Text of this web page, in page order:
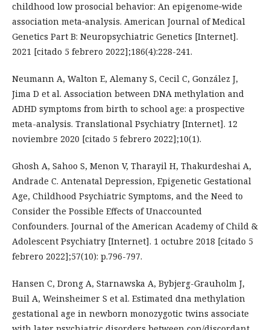
childhood low prosocial behavior: An epigenome‐wide
association meta‐analysis. American Journal of Medical
Genetics Part B: Neuropsychiatric Genetics [Internet].
2021 [citado 5 febrero 2022];186(4):228-241.
Neumann A, Walton E, Alemany S, Cecil C, González J,
Jima D et al. Association between DNA methylation and
ADHD symptoms from birth to school age: a prospective
meta-analysis. Translational Psychiatry [Internet]. 12
noviembre 2020 [citado 5 febrero 2022];10(1).
Ghosh A, Sahoo S, Menon V, Tharayil H, Thakurdeshai A,
Andrade C. Antenatal Depression, Epigenetic Gestational
Age, Childhood Psychiatric Symptoms, and the Need to
Consider the Possible Effects of Unaccounted
Confounders. Journal of the American Academy of Child &
Adolescent Psychiatry [Internet]. 1 octubre 2018 [citado 5
febrero 2022];57(10): p.796-797.
Hansen C, Drong A, Starnawska A, Bybjerg-Grauholm J,
Buil A, Weinsheimer S et al. Estimated dna methylation
gestational age in newborn monozygotic twins associate